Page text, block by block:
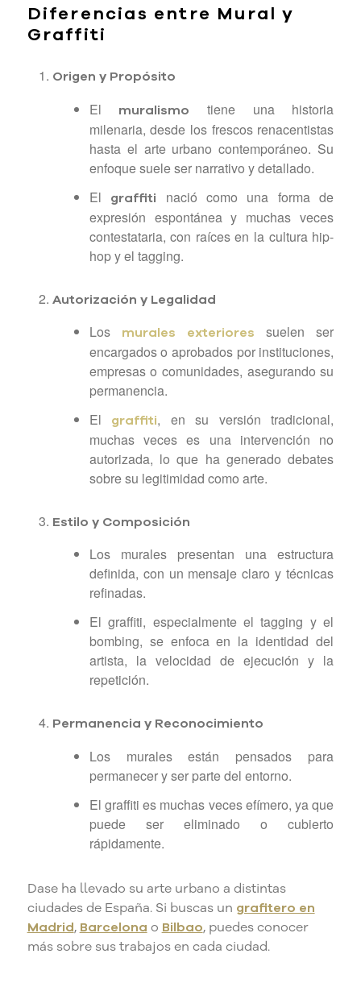
Diferencias entre Mural y
Graffiti
Origen y Propósito
El muralismo tiene una historia
milenaria, desde los frescos renacentistas
hasta el arte urbano contemporáneo. Su
enfoque suele ser narrativo y detallado.
El graffiti nació como una forma de
expresión espontánea y muchas veces
contestataria, con raíces en la cultura hip-
hop y el tagging.
Autorización y Legalidad
Los murales exteriores suelen ser
encargados o aprobados por instituciones,
empresas o comunidades, asegurando su
permanencia.
El graffiti, en su versión tradicional,
muchas veces es una intervención no
autorizada, lo que ha generado debates
sobre su legitimidad como arte.
Estilo y Composición
Los murales presentan una estructura
definida, con un mensaje claro y técnicas
refinadas.
El graffiti, especialmente el tagging y el
bombing, se enfoca en la identidad del
artista, la velocidad de ejecución y la
repetición.
Permanencia y Reconocimiento
Los murales están pensados para
permanecer y ser parte del entorno.
El graffiti es muchas veces efímero, ya que
puede ser eliminado o cubierto
rápidamente.
Dase ha llevado su arte urbano a distintas
ciudades de España. Si buscas un grafitero en
Madrid, Barcelona o Bilbao, puedes conocer
más sobre sus trabajos en cada ciudad.